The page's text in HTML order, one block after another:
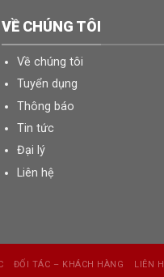
VỀ CHÚNG TÔI
Về chúng tôi
Tuyển dụng
Thông báo
Tin tức
Đại lý
Liên hệ
ĐỐI TÁC – KHÁCH HÀNG LIÊN